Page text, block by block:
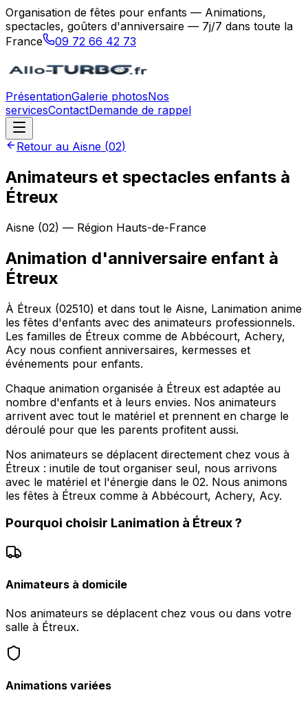
Organisation de fêtes pour enfants — Animations,
spectacles, goûters d'anniversaire — 7j/7 dans toute la
France
09 72 66 42 73
PrésentationGalerie photosNos
servicesContactDemande de rappel
Retour au Aisne (02)
Animateurs et spectacles enfants à
Étreux
Aisne (02) — Région Hauts-de-France
Animation d'anniversaire enfant à
Étreux
À Étreux (02510) et dans tout le Aisne, Lanimation anime
les fêtes d'enfants avec des animateurs professionnels.
Les familles de Étreux comme de Abbécourt, Achery,
Acy nous confient anniversaires, kermesses et
événements pour enfants.
Chaque animation organisée à Étreux est adaptée au
nombre d'enfants et à leurs envies. Nos animateurs
arrivent avec tout le matériel et prennent en charge le
déroulé pour que les parents profitent aussi.
Nos animateurs se déplacent directement chez vous à
Étreux : inutile de tout organiser seul, nous arrivons
avec le matériel et l'énergie dans le 02. Nous animons
les fêtes à Étreux comme à Abbécourt, Achery, Acy.
Pourquoi choisir Lanimation à Étreux?
Animateurs à domicile
Nos animateurs se déplacent chez vous ou dans votre
salle à Étreux.
Animations variées